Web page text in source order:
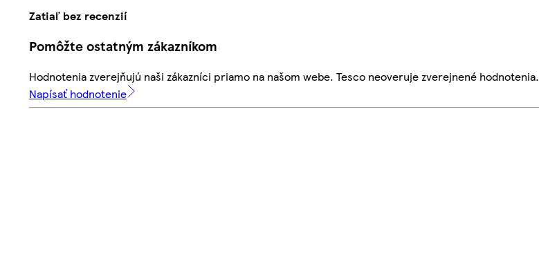
Zatiaľ bez recenzií
Pomôžte ostatným zákazníkom
Hodnotenia zverejňujú naši zákazníci priamo na našom webe. Tesco neoveruje zverejnené hodnotenia.
Napísať hodnotenie